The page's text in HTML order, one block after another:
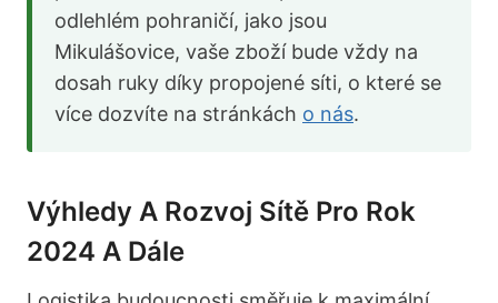
odlehlém pohraničí, jako jsou
Mikulášovice, vaše zboží bude vždy na
dosah ruky díky propojené síti, o které se
více dozvíte na stránkách o nás.
Výhledy A Rozvoj Sítě Pro Rok
2024 A Dále